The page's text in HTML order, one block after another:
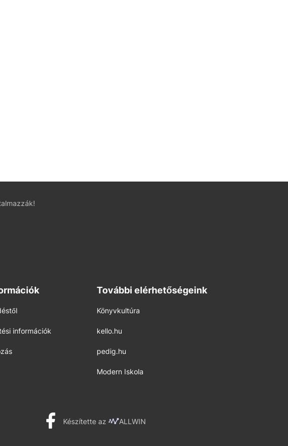
információk
További elérhetőségeink
Könyvkultúra
kello.hu
pedig.hu
Modern Iskola
Készítette az ALLWIN